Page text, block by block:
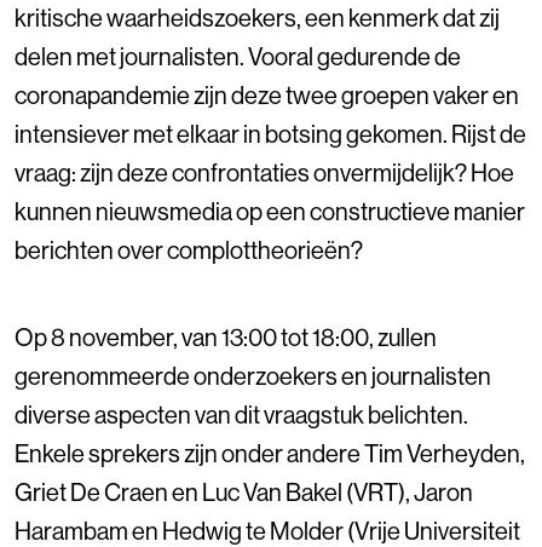
kritische waarheidszoekers, een kenmerk dat zij
delen met journalisten. Vooral gedurende de
coronapandemie zijn deze twee groepen vaker en
intensiever met elkaar in botsing gekomen. Rijst de
vraag: zijn deze confrontaties onvermijdelijk? Hoe
kunnen nieuwsmedia op een constructieve manier
berichten over complottheorieën?
Op 8 november, van 13:00 tot 18:00, zullen
gerenommeerde onderzoekers en journalisten
diverse aspecten van dit vraagstuk belichten.
Enkele sprekers zijn onder andere Tim Verheyden,
Griet De Craen en Luc Van Bakel (VRT), Jaron
Harambam en Hedwig te Molder (Vrije Universiteit